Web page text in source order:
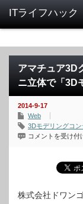
アマチュア3D
ニ立体で「3D
2014-9-17
Web
3Dモデリングコン
ア
エ
イ
コメントを受け付
株式会社ドワン